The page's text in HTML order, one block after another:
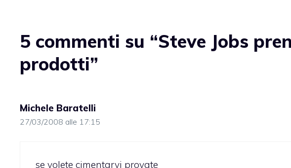
5 commenti su “Steve Jobs
prodotti”
Michele Baratelli
27/03/2008 alle 17:15
se volete cimentarvi provate